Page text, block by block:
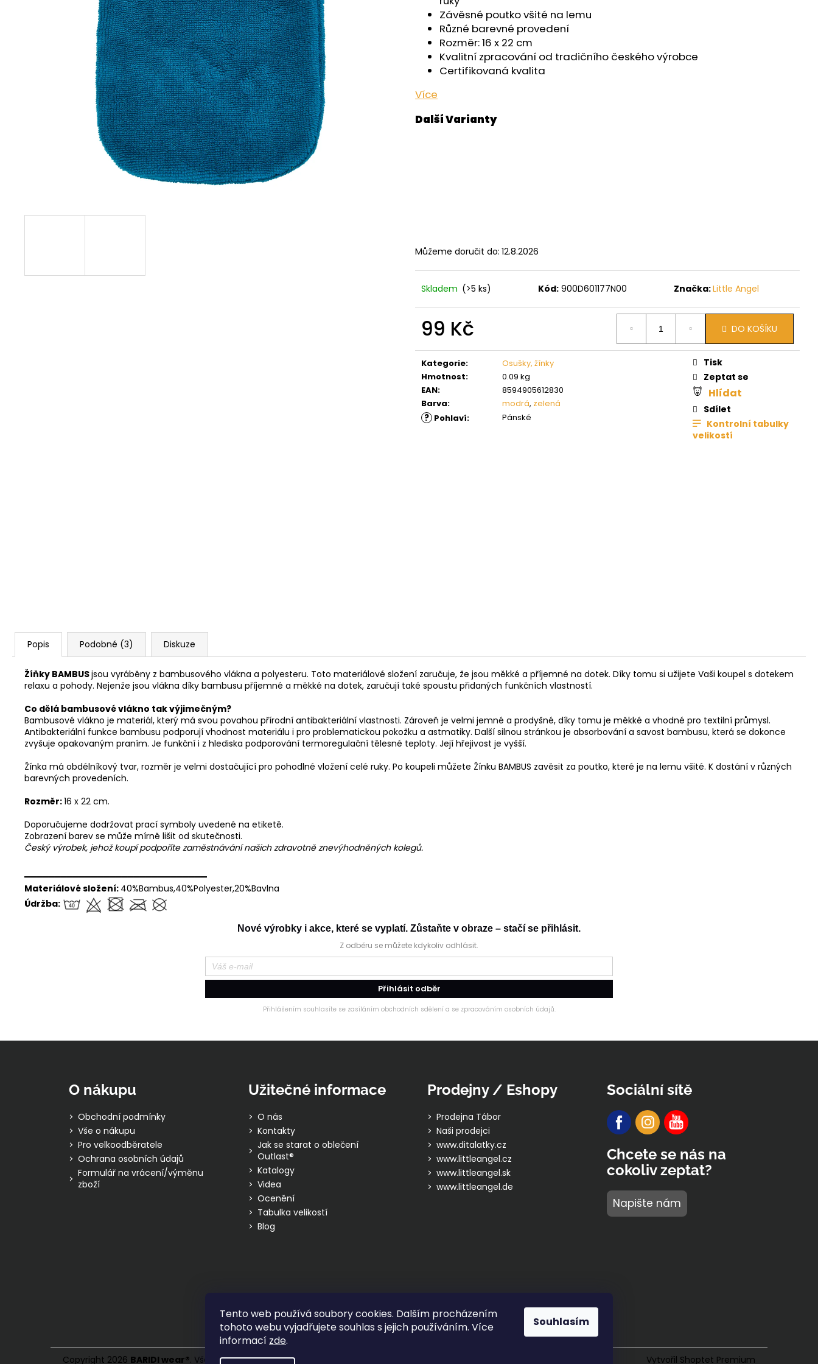
Tento web používá soubory cookies. Dalším procházením
tohoto webu vyjadřujete souhlas s jejich používáním. Více
informací zde.
Souhlasím
Závěsné poutko všité na lemu
Různé barevné provedení
Rozměr: 16 x 22 cm
Kvalitní zpracování od tradičního českého výrobce
Certifikovaná kvalita
Více
Můžeme doručit do: 12.8.2026
Skladem (>5 ks) Kód: 900D601177N00 Značka:Little Angel
99 Kč DO KOŠÍKU
Kategorie:
Osušky, žínky
Hmotnost:
0.09 kg
EAN:
8594905612830
Barva: modrá, zelená
? Pohlaví: Pánské
Tisk
Zeptat se
Hlídat
Sdílet
Kontrolní tabulky
velikostí
Popis Podobné (3) Diskuze
Žíňky BAMBUSjsou vyráběny z bambusového vlákna a polyesteru. Toto materiálové složení zaručuje, že jsou měkké a příjemné na dotek. Díky tomu si užijete Vaši koupel s dotekem
relaxu a pohody. Nejenže jsou vlákna díky bambusu příjemné a měkké na dotek, zaručují také spoustu přidaných funkčních vlastností.
Co dělá bambusové vlákno tak výjimečným?
Bambusové vlákno je materiál, který má svou povahou přírodní antibakteriální vlastnosti. Zároveň je velmi jemné a prodyšné, díky tomu je měkké a vhodné pro textilní průmysl.
Antibakteriální funkce bambusu podporují vhodnost materiálu i pro problematickou pokožku a astmatiky. Další silnou stránkou je absorbování a savost bambusu, která se dokonce
zvyšuje opakovaným praním. Je funkční i z hlediska podporování termoregulační tělesné teploty. Její hřejivost je vyšší.
Žínka má obdélníkový tvar, rozměr je velmi dostačující pro pohodlné vložení celé ruky. Po koupeli můžete Žínku BAMBUS zavěsit za poutko, které je na lemu všité. K dostání v různých
barevných provedeních.
Rozměr:16 x 22 cm.
Doporučujeme dodržovat prací symboly uvedené na etiketě.
Zobrazení barev se může mírně lišit od skutečnosti.
Český výrobek, jehož koupí podpoříte zaměstnávání našich zdravotně znevýhodněných kolegů.
══════════════════════════════
Materiálové složení: 40%Bambus,40%Polyester,20%Bavlna
Údržba:
129 Kč
759 Kč
599 Kč
Nové výrobky i akce, které se vyplatí. Zůstaňte v obraze – stačí se přihlásit.
Z odběru se můžete kdykoliv odhlásit.
Přihlásit odběr
Přihlášením souhlasíte se zasíláním obchodních sdělení a se zpracováním osobních údajů.
O nákupu
Obchodní podmínky
Vše o nákupu
Pro velkoodběratele
Ochrana osobních údajů
Formulář na vrácení/výměnu
zboží
Užitečné informace
O nás
Kontakty
Jak se starat o oblečení
Outlast®
Katalogy
Videa
Ocenění
Tabulka velikostí
Blog
Prodejny / Eshopy
Prodejna Tábor
Naši prodejci
www.ditalatky.cz
www.littleangel.cz
www.littleangel.sk
www.littleangel.de
Sociální sítě
Chcete se nás na
cokoliv zeptat?
Napište nám
Vytvořil Shoptet Premium
Copyright 2026 BARIDI wear®. Všechna práva vyhrazena.